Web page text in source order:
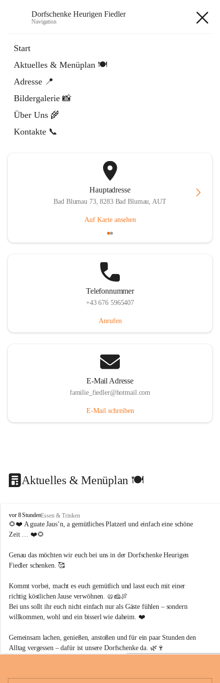
Dorfschenke Heurigen Fiedler
Navigation
Start
Aktuelles & Menüplan 🍽️
Adresse 📍
Bildergalerie 📸
Über Uns 🌾
Kontakte 📞
Externe Webseite
in
Tab
Instagram
Externe Webseite
öffnet
in
neuem
Tab
Hauptadresse
Bad Blumau 73, 8283 Bad Blumau, AUT
Auf Karte ansehen
Telefonnummer
+43 676 5965407
Anrufen
E-Mail Adresse
familie_fiedler@hotmail.com
E-Mail schreiben
Aktuelles & Menüplan 🍽️
D
o
r
s
c
h
n
k
e
H
e
r
i
g
vor 8 StundenEssen & Trinken
🌻❤️ A guate Jaus’n, a gemütliches Platzerl und einfach eine schöne
Zeit … ❤️🌻
Genau das möchten wir euch bei uns in der Dorfschenke Heurigen
Fiedler schenken. 🥰
Kommt vorbei, macht es euch gemütlich und lasst euch mit einer
richtig köstlichen Jause verwöhnen. 🥨🧀🍖
Bei uns sollt ihr euch nicht einfach nur als Gäste fühlen – sondern
willkommen, wohl und ein bisserl wie daheim. ❤️
Gemeinsam lachen, genießen, anstoßen und für ein paar Stunden den
Alltag vergessen – dafür ist unsere Dorfschenke da. 🌿🍷
vorbeischaut und schöne Stunden mit uns verbringt. 🥰